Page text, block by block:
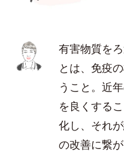
有害物質を
とは、免疫
うこと。近
を良くする
化し、それ
の改善に繋